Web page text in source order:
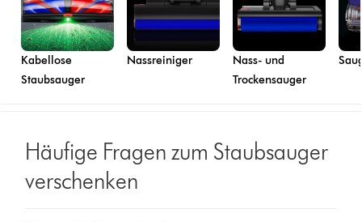
Kabellose
Staubsauger
Nassreiniger
Nass- und
Trockensauger
Häufige Fragen zum Staubsauger
verschenken